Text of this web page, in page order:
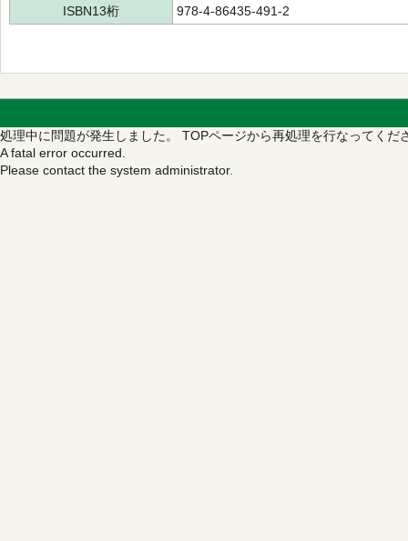
ISBN13桁
978-4-86435-491-2
処理中に問題が発生しました。 TOPページから再処理を行なってくだ
A fatal error occurred.
Please contact the system administrator.